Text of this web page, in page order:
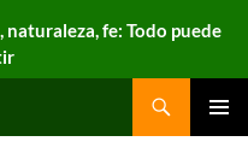
fe: Todo puede